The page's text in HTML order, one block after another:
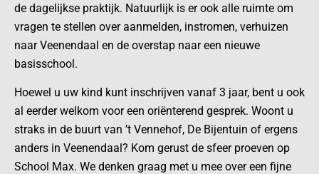
de dagelijkse praktijk. Natuurlijk is er ook alle ruimte om
vragen te stellen over aanmelden, instromen, verhuizen
naar Veenendaal en de overstap naar een nieuwe
basisschool.
Hoewel u uw kind kunt inschrijven vanaf 3 jaar, bent u ook
al eerder welkom voor een oriënterend gesprek. Woont u
straks in de buurt van ’t Vennehof, De Bijentuin of ergens
anders in Veenendaal? Kom gerust de sfeer proeven op
School Max. We denken graag met u mee over een fijne